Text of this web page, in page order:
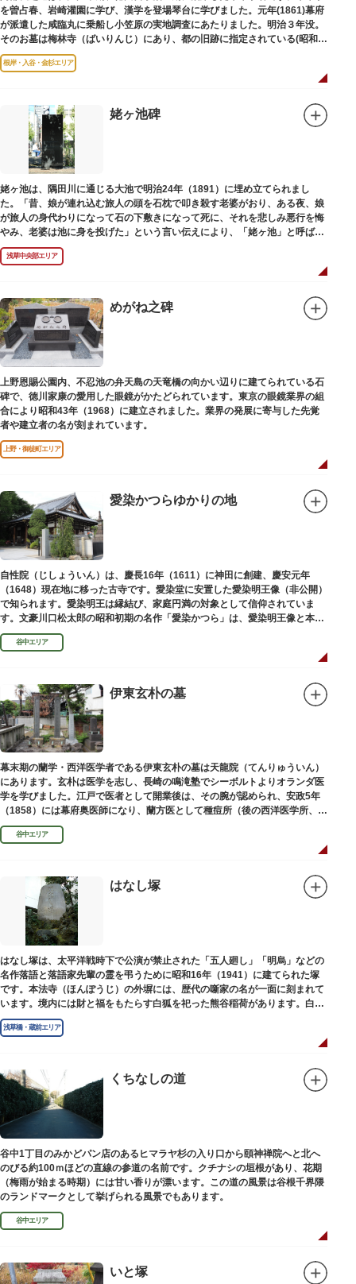
を曽占春、岩崎灌園に学び、漢学を登場琴台に学びました。元年(1861)幕府
が派遣した咸臨丸に乗船し小笠原の実地調査にあたりました。明治３年没。
そのお墓は梅林寺（ばいりんじ）にあり、都の旧跡に指定されている(昭和３
年指定)。
根岸・入谷・金杉エリア
姥ヶ池碑
姥ヶ池は、隅田川に通じる大池で明治24年（1891）に埋め立てられまし
た。「昔、娘が連れ込む旅人の頭を石枕で叩き殺す老婆がおり、ある夜、娘
が旅人の身代わりになって石の下敷きになって死に、それを悲しみ悪行を悔
やみ、老婆は池に身を投げた」という言い伝えにより、「姥ヶ池」と呼ばれ
ていました。その碑は花川戸公園内にあります。
浅草中央部エリア
めがね之碑
上野恩賜公園内、不忍池の弁天島の天竜橋の向かい辺りに建てられている石
碑で、徳川家康の愛用した眼鏡がかたどられています。東京の眼鏡業界の組
合により昭和43年（1968）に建立されました。業界の発展に寄与した先覚
者や建立者の名が刻まれています。
上野・御徒町エリア
愛染かつらゆかりの地
自性院（じしょういん）は、慶長16年（1611）に神田に創建、慶安元年
（1648）現在地に移った古寺です。愛染堂に安置した愛染明王像（非公開）
で知られます。愛染明王は縁結び、家庭円満の対象として信仰されていま
す。文豪川口松太郎の昭和初期の名作「愛染かつら」は、愛染明王像と本堂
前にあった桂の古木にヒントを得た作品だといわれます。
谷中エリア
伊東玄朴の墓
幕末期の蘭学・西洋医学者である伊東玄朴の墓は天龍院（てんりゅういん）
にあります。玄朴は医学を志し、長崎の鳴滝塾でシーボルトよりオランダ医
学を学びました。江戸で医者として開業後は、その腕が認められ、安政5年
（1858）には幕府奥医師になり、蘭方医として種痘所（後の西洋医学所、現
東京大学医学部）の開設などに尽力し、明治4年（1871）72歳で没しまし
た。谷中エリア
はなし塚
はなし塚は、太平洋戦時下で公演が禁止された「五人廻し」「明烏」などの
名作落語と落語家先輩の霊を弔うために昭和16年（1941）に建てられた塚
です。本法寺（ほんぽうじ）の外塀には、歴代の噺家の名が一面に刻まれて
います。境内には財と福をもたらす白狐を祀った熊谷稲荷があります。白狐
を祀った稲荷は全国に2ケ所しかない非常に珍しいものです。
浅草橋・蔵前エリア
くちなしの道
谷中1丁目のみかどパン店のあるヒマラヤ杉の入り口から頤神禅院へと北へ
のびる約100ｍほどの直線の参道の名前です。クチナシの垣根があり、花期
（梅雨が始まる時期）には甘い香りが漂います。この道の風景は谷根千界隈
のランドマークとして挙げられる風景でもあります。
谷中エリア
いと塚